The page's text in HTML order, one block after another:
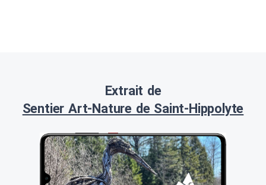
Extrait de
Sentier Art-Nature de Saint-Hippolyte